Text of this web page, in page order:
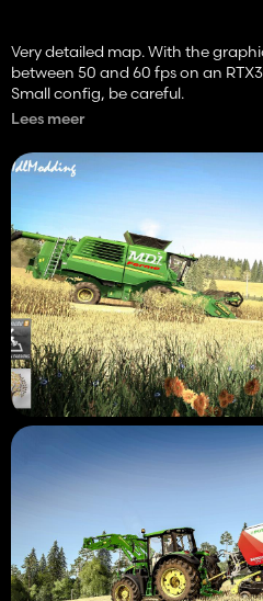
Very detailed map. With the
between 50 and 60 fps on an
Small config, be careful.
Lees meer